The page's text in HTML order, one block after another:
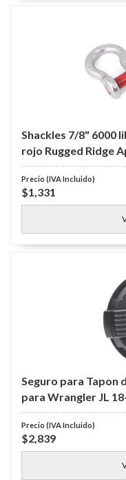
Shackles 7/8" 6000
rojo Rugged Ridge
$1,331
Seguro para Tapon
para Wrangler JL
$2,839